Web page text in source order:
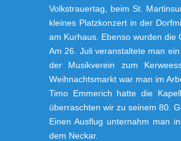
Volkstrauertag, beim St.
kleines Platzkonzert in der
am Kurhaus. Ebenso wurden die
Am 26. Juli veranstaltete man
der Musikverein zum
Weihnachtsmarkt war man im
Timo Emmerich hatte die
überraschten wir zu seinem 80.
Einen Ausflug unternahm man
dem Neckar.